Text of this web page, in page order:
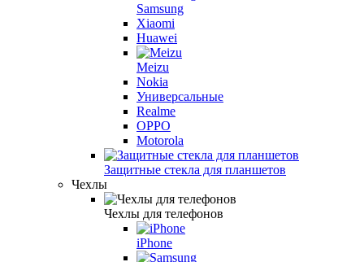
Samsung
Xiaomi
Huawei
Meizu
Nokia
Универсальные
Realme
OPPO
Motorola
Защитные стекла для планшетов
Чехлы
Чехлы для телефонов
iPhone